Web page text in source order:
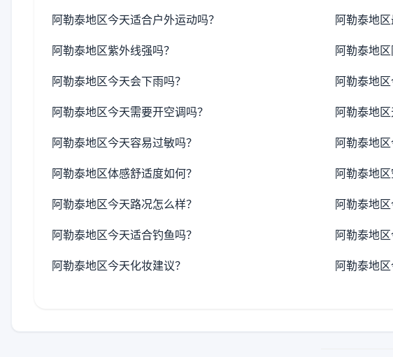
阿勒泰地区今天适合户外运动吗？ 阿勒泰地
阿勒泰地区紫外线强吗？ 阿勒泰地
阿勒泰地区今天会下雨吗？ 阿勒泰地
阿勒泰地区今天需要开空调吗？ 阿勒泰地
阿勒泰地区今天容易过敏吗？ 阿勒泰地
阿勒泰地区体感舒适度如何？ 阿勒泰地
阿勒泰地区今天路况怎么样？ 阿勒泰地
阿勒泰地区今天适合钓鱼吗？ 阿勒泰地
阿勒泰地区今天化妆建议？ 阿勒泰地